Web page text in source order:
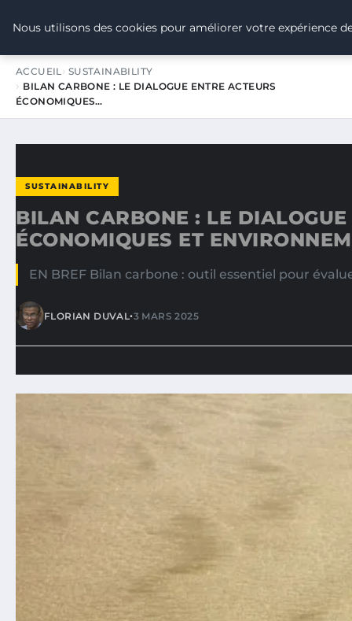
TOUR DE FRANCE POUR LE
ACCUEIL SUSTAINABILITY
BILAN CARBONE : LE DIALOGUE ENTRE ACTEURS
ÉCONOMIQUES…
SUSTAINABILITY
BILAN CARBONE : LE DIALOGUE
ÉCONOMIQUES ET
EN BREF Bilan carbone : outil essentiel pour
FLORIAN DUVAL•3 MARS 2025
Nous utilisons des cookies pour améliorer votre expérience